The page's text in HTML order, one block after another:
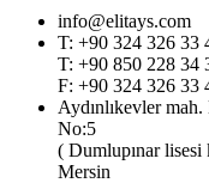
info@elitays.com
T: +90 324 326 33
T: +90 850 228 34
F: +90 324 326 33
Aydınlıkevler
No:5
( Dumlupınar lisesi
Mersin